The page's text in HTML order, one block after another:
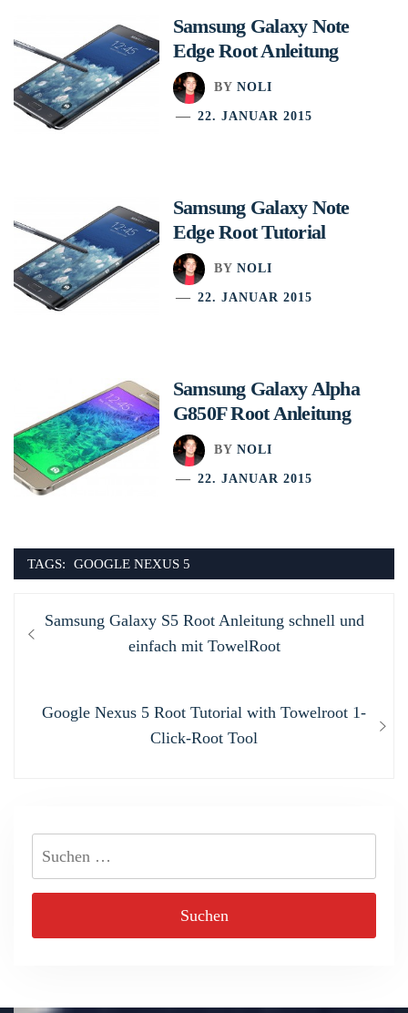
Samsung Galaxy Note
Edge Root Anleitung
BY NOLI
22. JANUAR 2015
Samsung Galaxy Note
Edge Root Tutorial
BY NOLI
22. JANUAR 2015
Samsung Galaxy Alpha
G850F Root Anleitung
BY NOLI
22. JANUAR 2015
TAGS: GOOGLE NEXUS 5
Beitragsnavigation
Previous
Samsung Galaxy S5 Root Anleitung schnell und
einfach mit TowelRoot
Next
Google Nexus 5 Root Tutorial with Towelroot 1-
Click-Root Tool